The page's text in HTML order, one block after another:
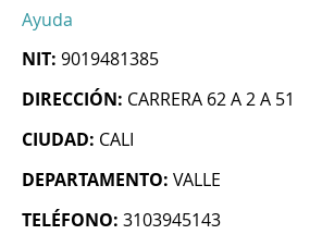
Ayuda
NIT: 9019481385
DIRECCIÓN: CARRERA 62 A 2 A 51
CIUDAD: CALI
DEPARTAMENTO: VALLE
TELÉFONO: 3103945143